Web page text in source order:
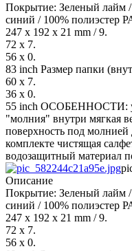
Покрытие: Зеленый лайм
синий / 100% полиэстер
247 x 192 x 21 mm / 9.
72 x 7.
56 x 0.
83 inch Размер папки
60 x 7.
36 x 0.
55 inch ОСОБЕННОСТИ:
"молния" внутри мягкая
поверхность под молнией
комплекте чистящая
водозащитный материал
Описание
Покрытие: Зеленый лайм
синий / 100% полиэстер
247 x 192 x 21 mm / 9.
72 x 7.
56 x 0.